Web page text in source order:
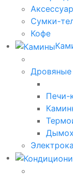
Сумки-
Кофе
Печи-